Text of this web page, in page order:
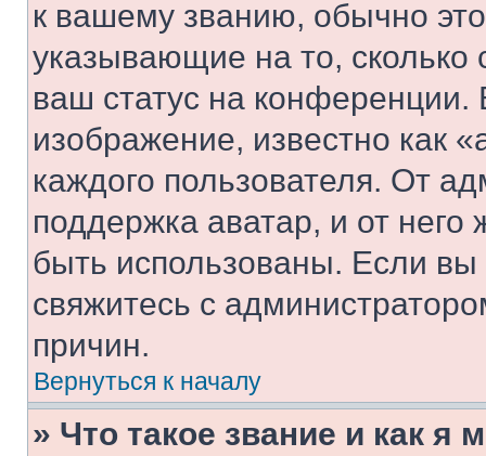
к вашему званию, обычно это
указывающие на то,
ваш статус на
изображение, известно как
каждого пользователя. От
поддержка аватар, и от него
быть использованы. Если
свяжитесь с
причин.
Вернуться к началу
» Что такое звание и как я